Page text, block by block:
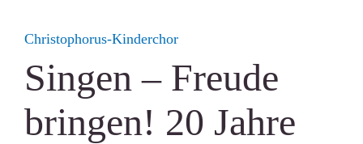
Singen – Freude
bringen! 20 Jahre
Christophorus-Kinderchor